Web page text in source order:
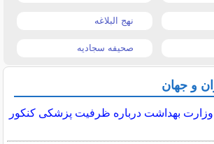
نهج البلاغه
صحیفه سجادیه
و جهان
بهداشت درباره ظرفیت پزشکی کنکور